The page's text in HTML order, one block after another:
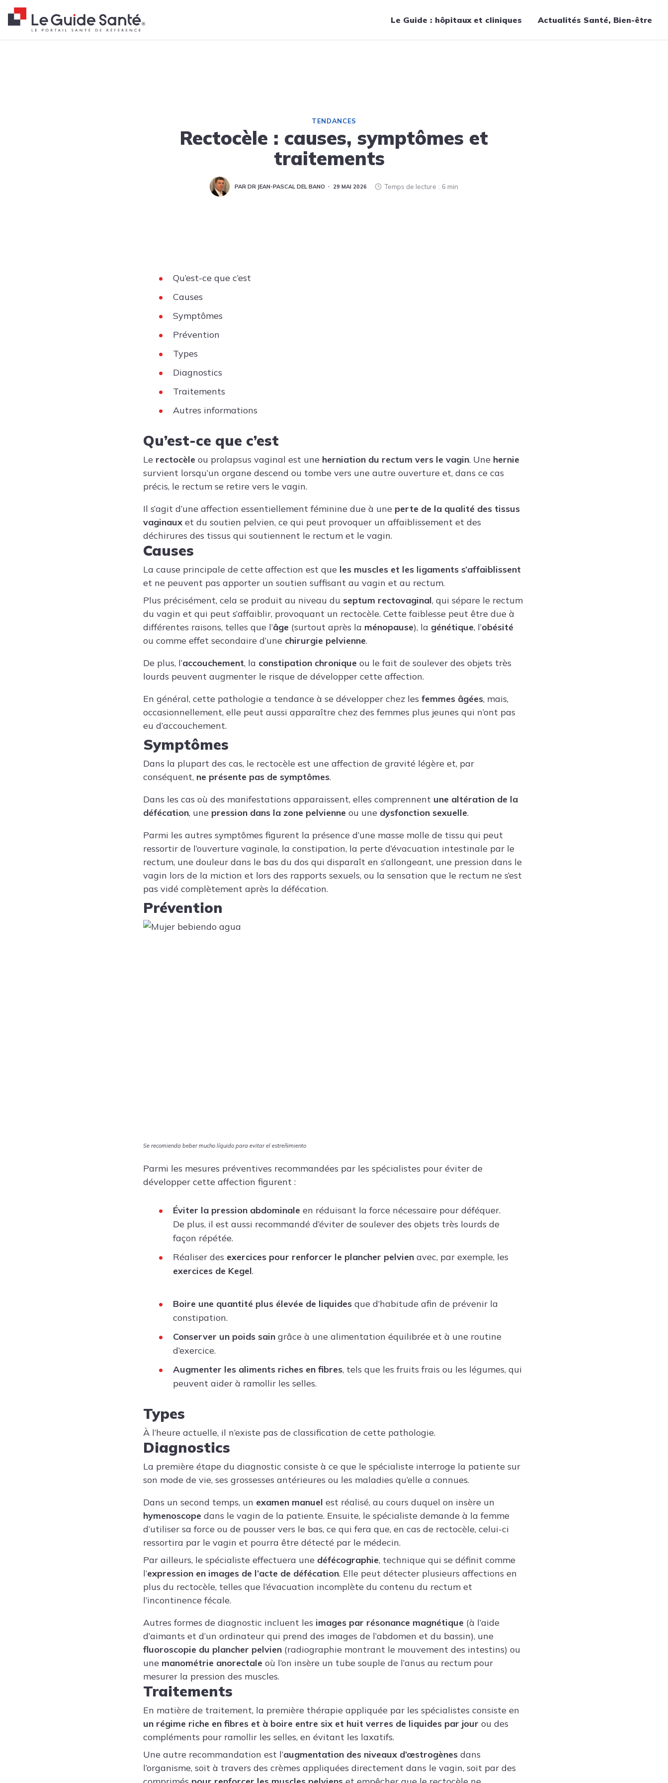
Le Guide : hôpitaux et cliniques Actualités Santé, Bien-être
TENDANCES
Rectocèle : causes, symptômes et
traitements
PAR DR JEAN-PASCAL DEL BANO 29 MAI 2026 Temps de lecture 6 min
Qu’est-ce que c’est
Causes
Symptômes
Prévention
Types
Diagnostics
Traitements
Autres informations
Qu’est-ce que c’est
Le rectocèle ou prolapsus vaginal est une herniation du rectum vers le vagin. Une hernie
survient lorsqu’un organe descend ou tombe vers une autre ouverture et, dans ce cas
précis, le rectum se retire vers le vagin.
Il s’agit d’une affection essentiellement féminine due à une perte de la qualité des tissus
vaginaux et du soutien pelvien, ce qui peut provoquer un affaiblissement et des
déchirures des tissus qui soutiennent le rectum et le vagin.
Causes
La cause principale de cette affection est que les muscles et les ligaments s’affaiblissent
et ne peuvent pas apporter un soutien suffisant au vagin et au rectum.
Plus précisément, cela se produit au niveau du septum rectovaginal, qui sépare le rectum
du vagin et qui peut s’affaiblir, provoquant un rectocèle. Cette faiblesse peut être due à
différentes raisons, telles que l’âge (surtout après la ménopause), la génétique, l’obésité
ou comme effet secondaire d’une chirurgie pelvienne.
De plus, l’accouchement, la constipation chronique ou le fait de soulever des objets très
lourds peuvent augmenter le risque de développer cette affection.
En général, cette pathologie a tendance à se développer chez les femmes âgées, mais,
occasionnellement, elle peut aussi apparaître chez des femmes plus jeunes qui n’ont pas
eu d’accouchement.
Symptômes
Dans la plupart des cas, le rectocèle est une affection de gravité légère et, par
conséquent, ne présente pas de symptômes.
Dans les cas où des manifestations apparaissent, elles comprennent une altération de la
défécation, une pression dans la zone pelvienne ou une dysfonction sexuelle.
Parmi les autres symptômes figurent la présence d’une masse molle de tissu qui peut
ressortir de l’ouverture vaginale, la constipation, la perte d’évacuation intestinale par le
rectum, une douleur dans le bas du dos qui disparaît en s’allongeant, une pression dans le
vagin lors de la miction et lors des rapports sexuels, ou la sensation que le rectum ne s’est
pas vidé complètement après la défécation.
Prévention
Se recomienda beber mucho líquido para evitar el estreñimiento
Parmi les mesures préventives recommandées par les spécialistes pour éviter de
développer cette affection figurent :
Éviter la pression abdominale en réduisant la force nécessaire pour déféquer.
De plus, il est aussi recommandé d’éviter de soulever des objets très lourds de
façon répétée.
Réaliser des exercices pour renforcer le plancher pelvien avec, par exemple, les
exercices de Kegel.
Boire une quantité plus élevée de liquides que d’habitude afin de prévenir la
constipation.
Conserver un poids sain grâce à une alimentation équilibrée et à une routine
d’exercice.
Augmenter les aliments riches en fibres, tels que les fruits frais ou les légumes, qui
peuvent aider à ramollir les selles.
Types
À l’heure actuelle, il n’existe pas de classification de cette pathologie.
Diagnostics
La première étape du diagnostic consiste à ce que le spécialiste interroge la patiente sur
son mode de vie, ses grossesses antérieures ou les maladies qu’elle a connues.
Dans un second temps, un examen manuel est réalisé, au cours duquel on insère un
hymenoscope dans le vagin de la patiente. Ensuite, le spécialiste demande à la femme
d’utiliser sa force ou de pousser vers le bas, ce qui fera que, en cas de rectocèle, celui-ci
ressortira par le vagin et pourra être détecté par le médecin.
Par ailleurs, le spécialiste effectuera une défécographie, technique qui se définit comme
l’expression en images de l’acte de défécation. Elle peut détecter plusieurs affections en
plus du rectocèle, telles que l’évacuation incomplète du contenu du rectum et
l’incontinence fécale.
Autres formes de diagnostic incluent les images par résonance magnétique (à l’aide
d’aimants et d’un ordinateur qui prend des images de l’abdomen et du bassin), une
fluoroscopie du plancher pelvien (radiographie montrant le mouvement des intestins) ou
une manométrie anorectale où l’on insère un tube souple de l’anus au rectum pour
mesurer la pression des muscles.
Traitements
En matière de traitement, la première thérapie appliquée par les spécialistes consiste en
un régime riche en fibres et à boire entre six et huit verres de liquides par jour ou des
compléments pour ramollir les selles, en évitant les laxatifs.
Une autre recommandation est l’augmentation des niveaux d’œstrogènes dans
l’organisme, soit à travers des crèmes appliquées directement dans le vagin, soit par des